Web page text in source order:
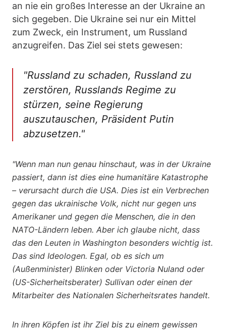
an nie ein großes Interesse an der Ukraine an
sich gegeben. Die Ukraine sei nur ein Mittel
zum Zweck, ein Instrument, um Russland
anzugreifen. Das Ziel sei stets gewesen:
"Russland zu schaden, Russland zu
zerstören, Russlands Regime zu
stürzen, seine Regierung
auszutauschen, Präsident Putin
abzusetzen."
"Wenn man nun genau hinschaut, was in der Ukraine
passiert, dann ist dies eine humanitäre Katastrophe
– verursacht durch die USA. Dies ist ein Verbrechen
gegen das ukrainische Volk, nicht nur gegen uns
Amerikaner und gegen die Menschen, die in den
NATO-Ländern leben. Aber ich glaube nicht, dass
das den Leuten in Washington besonders wichtig ist.
Das sind Ideologen. Egal, ob es sich um
(Außenminister) Blinken oder Victoria Nuland oder
(US-Sicherheitsberater) Sullivan oder einen der
Mitarbeiter des Nationalen Sicherheitsrates handelt.
In ihren Köpfen ist ihr Ziel bis zu einem gewissen